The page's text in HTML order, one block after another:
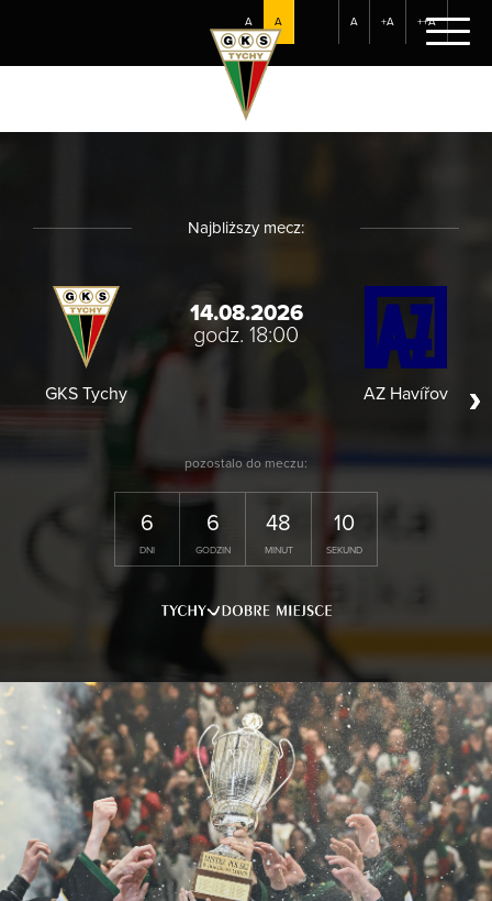
A A A +A ++A
Najbliższy mecz:
GKS Tychy
14.08.2026
godz. 18:00
AZ Havířov
pozostalo do meczu:
6
DNI
6
GODZIN
48
MINUT
9
SEKUND